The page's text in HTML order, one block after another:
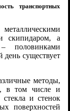
транспортных
скипидаром, а
половинками
день существует
методы,
в том числе и
и стенок
поверхностей